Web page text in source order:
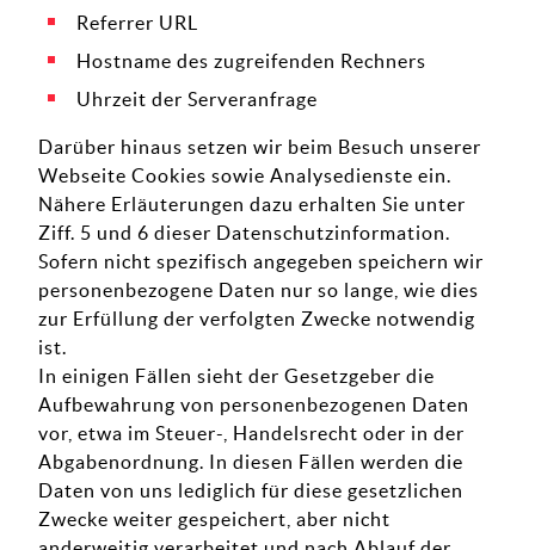
Referrer URL
Hostname des zugreifenden Rechners
Uhrzeit der Serveranfrage
Darüber hinaus setzen wir beim Besuch unserer
Webseite Cookies sowie Analysedienste ein.
Nähere Erläuterungen dazu erhalten Sie unter
Ziff. 5 und 6 dieser Datenschutzinformation.
Sofern nicht spezifisch angegeben speichern wir
personenbezogene Daten nur so lange, wie dies
zur Erfüllung der verfolgten Zwecke notwendig
ist.
In einigen Fällen sieht der Gesetzgeber die
Aufbewahrung von personenbezogenen Daten
vor, etwa im Steuer-, Handelsrecht oder in der
Abgabenordnung. In diesen Fällen werden die
Daten von uns lediglich für diese gesetzlichen
Zwecke weiter gespeichert, aber nicht